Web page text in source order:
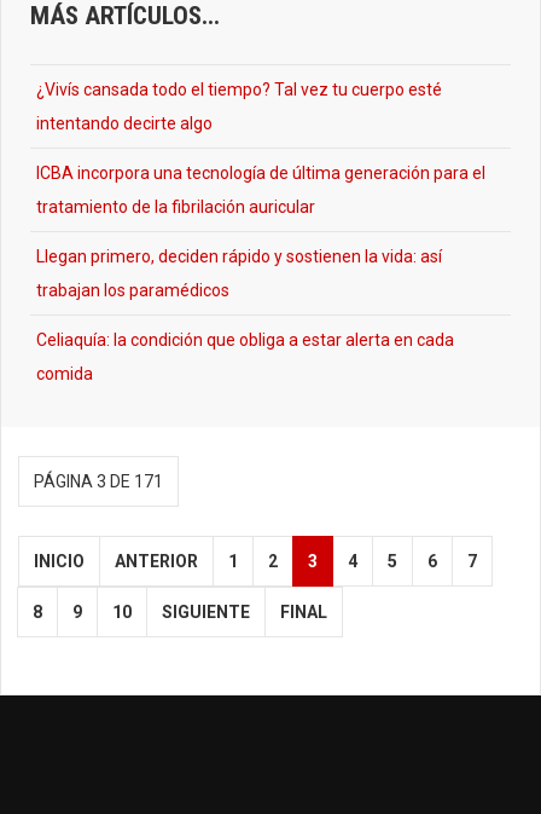
MÁS ARTÍCULOS...
¿Vivís cansada todo el tiempo? Tal vez tu cuerpo esté
intentando decirte algo
ICBA incorpora una tecnología de última generación para el
tratamiento de la fibrilación auricular
Llegan primero, deciden rápido y sostienen la vida: así
trabajan los paramédicos
Celiaquía: la condición que obliga a estar alerta en cada
comida
PÁGINA 3 DE 171
INICIO ANTERIOR 1 2 3 4 5 6 7
8 9 10 SIGUIENTE FINAL